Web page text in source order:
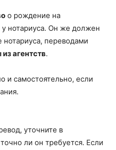
о рождение на
нотариуса. Он же должен
нотариуса, переводами
агентств.
и самостоятельно, если
уточните в
ли он требуется. Если